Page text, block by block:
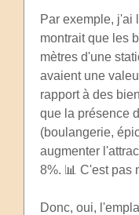
Par exemple, j'ai
montrait que les
mètres d'une
avaient une
rapport à des
que la présence
(boulangerie,
augmenter
8%. 📊 C'est pas
Donc, oui,